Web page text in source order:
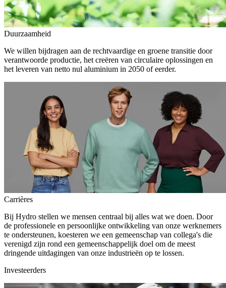
Duurzaamheid
We willen bijdragen aan de rechtvaardige en groene transitie door
verantwoorde productie, het creëren van circulaire oplossingen en
het leveren van netto nul aluminium in 2050 of eerder.
Carrières
Bij Hydro stellen we mensen centraal bij alles wat we doen. Door
de professionele en persoonlijke ontwikkeling van onze werknemers
te ondersteunen, koesteren we een gemeenschap van collega's die
verenigd zijn rond een gemeenschappelijk doel om de meest
dringende uitdagingen van onze industrieën op te lossen.
Investeerders